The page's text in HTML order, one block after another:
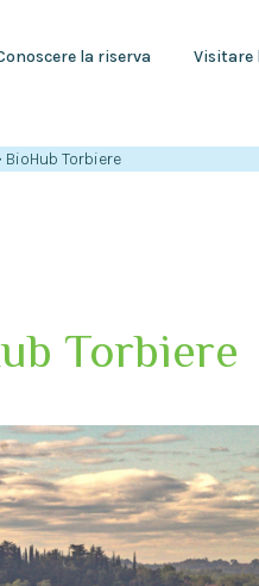
la riserva Visitare
BioHub Torbiere
Torbiere